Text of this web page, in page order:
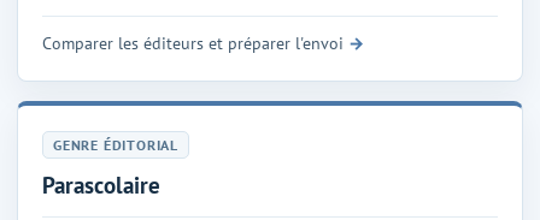
Comparer les éditeurs et préparer l'envoi
GENRE ÉDITORIAL
Parascolaire